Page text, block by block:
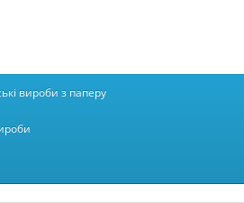
вироби з паперу